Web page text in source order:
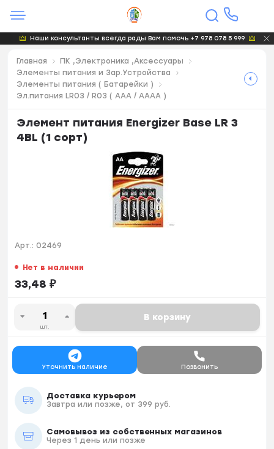
Наши консультанты всегда рады Вам помочь +7 978 078 5 999
Главная
ПК ,Электроника ,Аксессуары
Элементы питания и Зар.Устройства
Элементы питания ( Батарейки )
Эл.питания LR03 / R03 ( AAA / AAAA )
Элемент питания Energizer Ваse LR 3
4BL (1 сорт)
Арт.: 02469
Нет в наличии
33,48 ₽
шт.
В корзину
Уточнить наличие Позвонить
Доставка курьером
Завтра или позже, от 399 руб.
Самовывоз из собственных магазинов
Через 1 день или позже